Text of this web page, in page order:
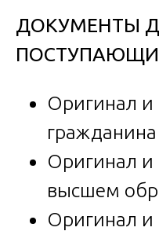
ДОКУМЕНТЫ
Оригинал и
гражданина
Оригинал и
высшем
Оригинал и